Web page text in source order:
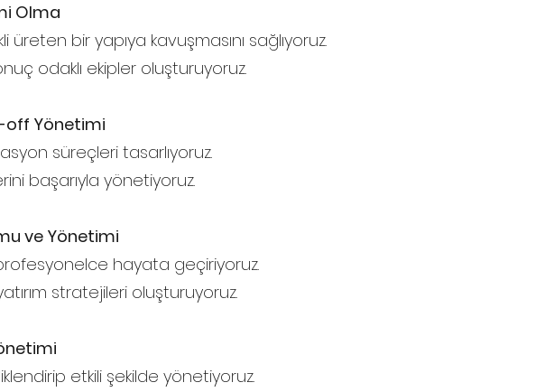
Olma
bir yapıya kavuşmasını sağlıyoruz.
odaklı ekipler oluşturuyoruz.
off Yönetimi
süreçleri tasarlıyoruz.
başarıyla yönetiyoruz.
ve Yönetimi
profesyonelce hayata geçiriyoruz.
stratejileri oluşturuyoruz.
etkili şekilde yönetiyoruz.